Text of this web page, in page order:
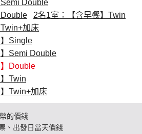
Double
2名1室：【含早餐】Twin
加床
Single
Semi Double
Double
Twin
Twin+加床
的價錢
、出發日當天價錢